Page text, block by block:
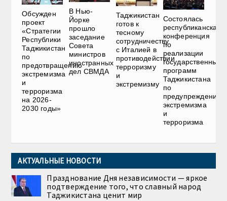
Обсужден
проект
«Стратегии
Республики
Таджикистан
по
предотвращению
экстремизма
и
терроризма
на 2026-
2030 годы»
В Нью-
Йорке
прошло
заседание
Совета
министров
иностранных
дел СВМДА
Таджикистан
готов к
тесному
сотрудничеству
с Италией в
противодействии
терроризму
и
экстремизму
Состоялась
республиканская
конференция
по
реализации
государственных
программ
Таджикистана
по
предупреждению
экстремизма
и
терроризма
АКТУАЛЬНЫЕ НОВОСТИ
Празднование Дня независимости — яркое
подтверждение того, что славный народ
Таджикистана ценит мир